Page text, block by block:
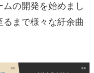
の開発を始めまし
まで様々な紆余曲